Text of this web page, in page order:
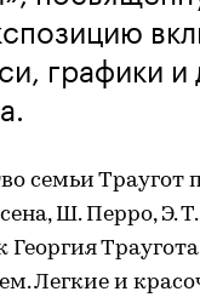
графики и
семьи Траугот
Ш. Перро, Э.
Легкие и